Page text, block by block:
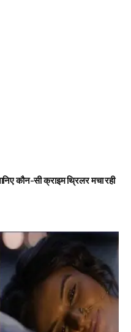
कौन-सी क्राइम थ्रिलर मचा रही